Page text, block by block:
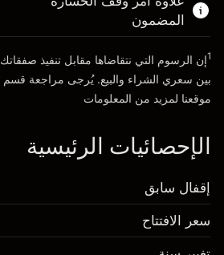
الذهاب إلى المنصة
المضمون
1إن الرسوم التي نتقاضاها مقابل تنفيذ
بين سعري الشراء والبيع. يُرجى مراجعة قسم
موقعنا لمزيد من المعلومات
الإحصائيات الرئيسية
إقفال سابق
سعر الافتتاح